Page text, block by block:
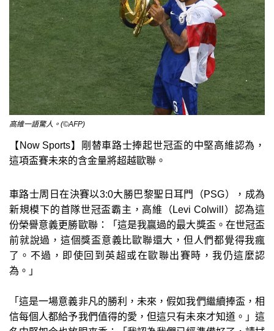
高維一語驚人。(©AFP)
【Now Sports】剛替車路士捧起世冠盃的中堅高維認為，
這項盃賽未來的含金量將超越歐聯。
車路士周日在決賽以3:0大勝巴黎聖日耳門（PSG），成為
新規模下的首隊世冠盃霸主，高維（Levi Colwill）認為這
份榮譽意義更勝歐聯：「這是我贏過的最大獎盃。在世冠盃
前就說過，這個獎盃意義比歐聯還大，但人們都覺得我瘋
了。不過，即使回到英超或在歐聯出賽時，我仍這麼認
為。」
「這是一場意義非凡的勝利，未來，假如我們繼續捧盃，相
信每個人都給予我們值得的愛，但這只有未來才知道。」這